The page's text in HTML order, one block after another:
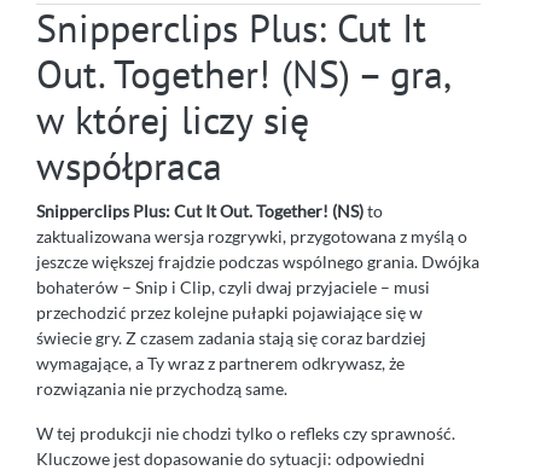
Snipperclips Plus: Cut It
Out. Together! (NS) – gra,
w której liczy się
współpraca
Snipperclips Plus: Cut It Out. Together! (NS)to
zaktualizowana wersja rozgrywki, przygotowana z myślą o
jeszcze większej frajdzie podczas wspólnego grania. Dwójka
bohaterów – Snip i Clip, czyli dwaj przyjaciele – musi
przechodzić przez kolejne pułapki pojawiające się w
świecie gry. Z czasem zadania stają się coraz bardziej
wymagające, a Ty wraz z partnerem odkrywasz, że
rozwiązania nie przychodzą same.
W tej produkcji nie chodzi tylko o refleks czy sprawność.
Kluczowe jest dopasowanie do sytuacji: odpowiedni